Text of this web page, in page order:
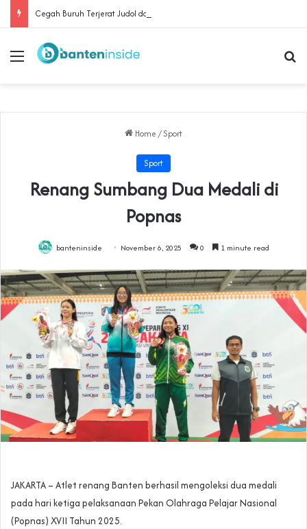
Menu
Home / Sport
Sport
Renang Sumbang Dua Medali di
Popnas
banteninside November 6, 2025 0 1 minute read
JAKARTA – Atlet renang Banten berhasil mengoleksi dua medali
pada hari ketiga pelaksanaan Pekan Olahraga Pelajar Nasional
(Popnas) XVII Tahun 2025.